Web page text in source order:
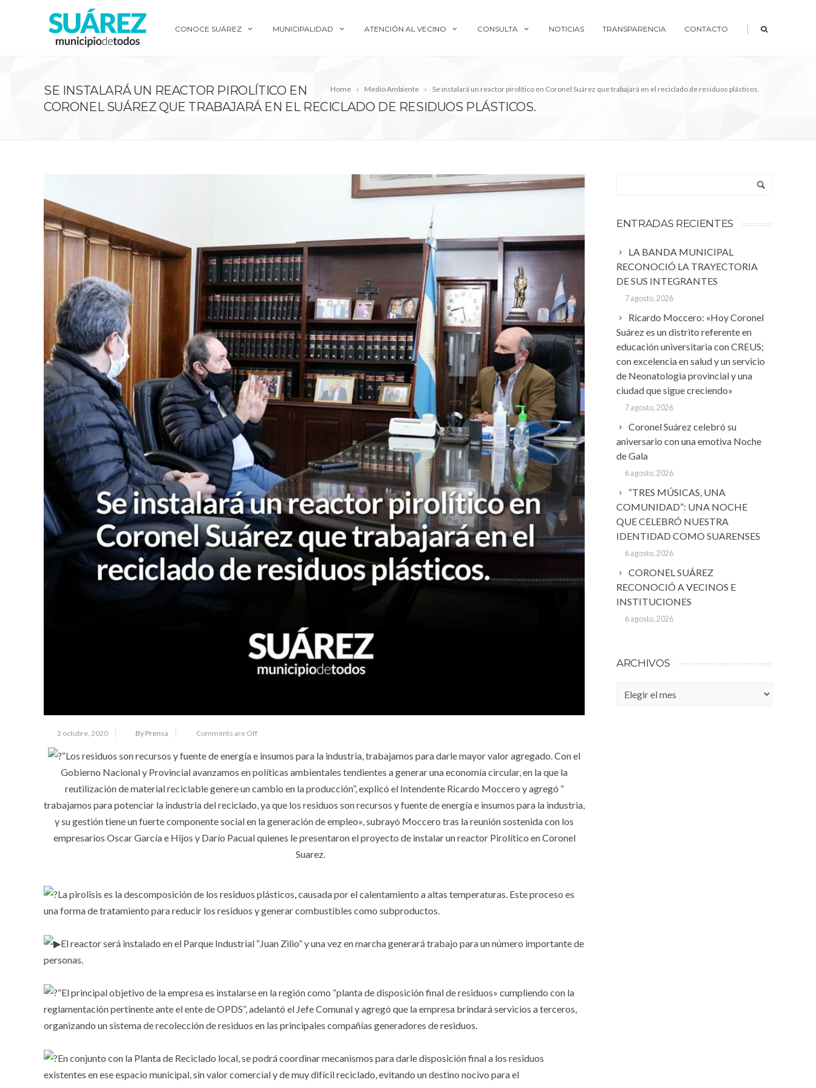
CONOCE SUÁREZ MUNICIPALIDAD ATENCIÓN AL VECINO CONSULTA NOTICIAS TRANSPARENCIA CONTACTO |
Home Medio Ambiente Se instalará un reactor pirolítico en Coronel Suárez que trabajará en el reciclado de residuos plásticos.⠀
SE INSTALARÁ UN REACTOR PIROLÍTICO EN
CORONEL SUÁREZ QUE TRABAJARÁ EN EL RECICLADO DE RESIDUOS PLÁSTICOS.⠀
2 octubre, 2020 By Prensa Comments are Off
“Los residuos son recursos y fuente de energía e insumos para la industria, trabajamos para darle mayor valor agregado. Con el
Gobierno Nacional y Provincial avanzamos en políticas ambientales tendientes a generar una economía circular, en la que la
reutilización de material reciclable genere un cambio en la producción”, explicó el Intendente Ricardo Moccero y agregó “
trabajamos para potenciar la industria del reciclado, ya que los residuos son recursos y fuente de energía e insumos para la industria,
y su gestión tiene un fuerte componente social en la generación de empleo», subrayó Moccero tras la reunión sostenida con los
empresarios Oscar García e Hijos y Darío Pacual quienes le presentaron el proyecto de instalar un reactor Pirolítico en Coronel
Suarez.⠀
La pirolisis es la descomposición de los residuos plásticos, causada por el calentamiento a altas temperaturas. Este proceso es
una forma de tratamiento para reducir los residuos y generar combustibles como subproductos. ⠀
El reactor será instalado en el Parque Industrial “Juan Zilio” y una vez en marcha generará trabajo para un número importante de
personas.⠀
“El principal objetivo de la empresa es instalarse en la región como “planta de disposición final de residuos» cumpliendo con la
reglamentación pertinente ante el ente de OPDS”, adelantó el Jefe Comunal y agregó que la empresa brindará servicios a terceros,
organizando un sistema de recolección de residuos en las principales compañías generadores de residuos. ⠀
En conjunto con la Planta de Reciclado local, se podrá coordinar mecanismos para darle disposición final a los residuos
existentes en ese espacio municipal, sin valor comercial y de muy difícil reciclado, evitando un destino nocivo para el
ENTRADAS RECIENTES
LA BANDA MUNICIPAL
RECONOCIÓ LA TRAYECTORIA
DE SUS INTEGRANTES
7 agosto, 2026
Ricardo Moccero: «Hoy Coronel
Suárez es un distrito referente en
educación universitaria con CREUS;
con excelencia en salud y un servicio
de Neonatologia provincial y una
ciudad que sigue creciendo»
7 agosto, 2026
Coronel Suárez celebró su
aniversario con una emotiva Noche
de Gala
6 agosto, 2026
“TRES MÚSICAS, UNA
COMUNIDAD”: UNA NOCHE
QUE CELEBRÓ NUESTRA
IDENTIDAD COMO SUARENSES
6 agosto, 2026
CORONEL SUÁREZ
RECONOCIÓ A VECINOS E
INSTITUCIONES
6 agosto, 2026
ARCHIVOS
Archivos